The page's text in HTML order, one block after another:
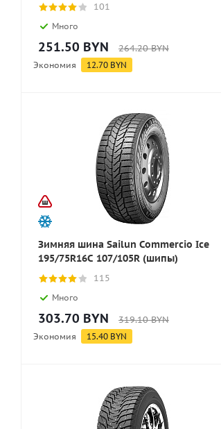
101
Много
251.50 BYN 264.20BYN
Экономия 12.70 BYN
Зимняя шина Sailun Commercio Ice
195/75R16C 107/105R (шипы)
115
Много
303.70 BYN 319.10BYN
Экономия 15.40 BYN